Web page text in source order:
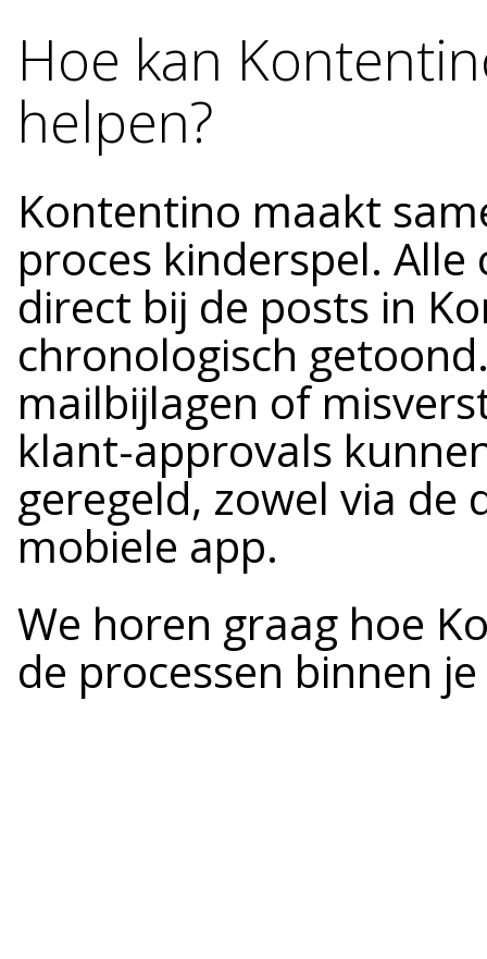
Hoe kan
helpen?
Kontentino maakt
proces kinderspel.
direct bij de posts in
chronologisch
mailbijlagen of
klant-approvals
geregeld, zowel via de
mobiele app.
We horen graag hoe
de processen binnen